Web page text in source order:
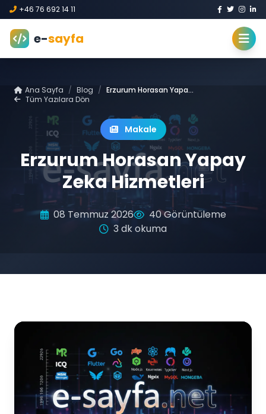
+46 76 692 14 11
e-sayfa
Ana Sayfa / Blog /
Erzurum Horasan Yapay Zeka Hizmetleri
Tüm Yazılara Dön
Makale
Erzurum Horasan Yapay
Zeka Hizmetleri
08 Temmuz 2026
40 Görüntüleme
3 dk okuma